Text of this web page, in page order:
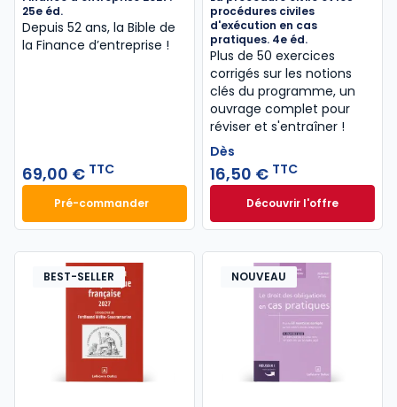
25e éd.
Depuis 52 ans, la Bible de
la Finance d’entreprise​ !
69,00 € TTC
Pré-commanderFinance d'entreprise 2027. 25e éd. à 69,00 € TTC
procédures civiles
d'exécution en cas
pratiques. 4e éd.
Plus de 50 exercices
corrigés sur les notions
clés du programme, un
ouvrage complet pour
réviser et s'entraîner !
Dès
16,50 € TTC
Découvrir l'offre
La procédure
Dès
BEST-SELLER NOUVEAU